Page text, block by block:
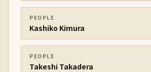
PEOPLE
Kashiko Kimura
PEOPLE
Takeshi Takadera